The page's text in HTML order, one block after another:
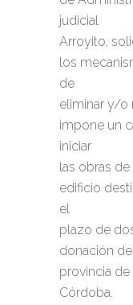
judicial
Arroyito,
los
de
eliminar y/o
impone un
iniciar
las obras
edificio
el
plazo de
donación
provincia de
Córdoba.